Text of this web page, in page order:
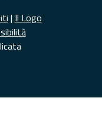
| Il Logo